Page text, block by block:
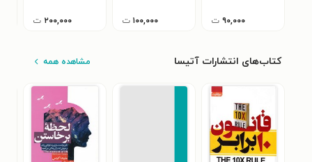
۹۰,۰۰۰ ت ۱۰۰,۰۰۰ ت ۲۰۰,۰۰۰ ت
کتاب‌های انتشارات آتیسا مشاهده همه